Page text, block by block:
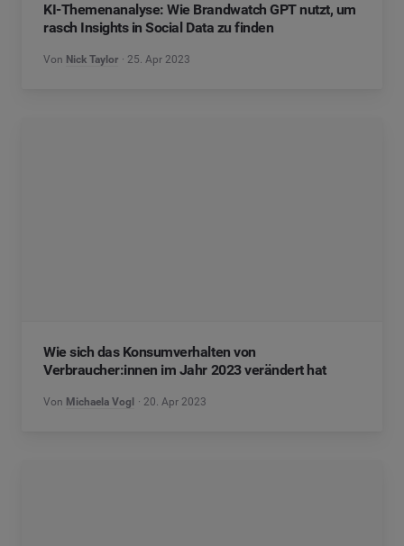
KI-Themenanalyse: Wie Brandwatch GPT nutzt, um
rasch Insights in Social Data zu finden
Von Nick Taylor 25. Apr 2023
Wie sich das Konsumverhalten von
Verbraucher:innen im Jahr 2023 verändert hat
Von Michaela Vogl 20. Apr 2023